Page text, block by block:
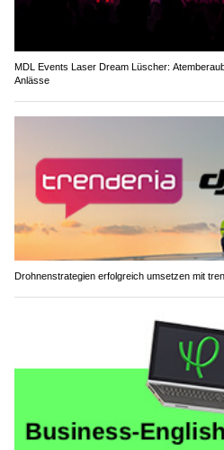
MDL Events Laser Dream Lüscher:
Anlässe
Drohnenstrategien erfolgreich umsetzen mit